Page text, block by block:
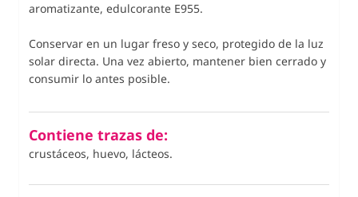
aromatizante, edulcorante E955.
Conservar en un lugar freso y seco, protegido de la luz
solar directa. Una vez abierto, mantener bien cerrado y
consumir lo antes posible.
Contiene trazas de:
crustáceos, huevo, lácteos.